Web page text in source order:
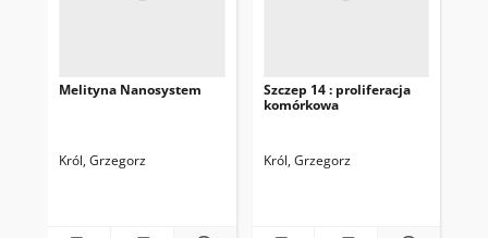
Melityna Nanosystem
Król, Grzegorz
Szczep 14 : proliferacja
komórkowa
Król, Grzegorz